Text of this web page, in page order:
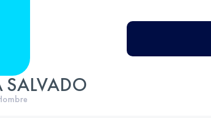
SALVADO